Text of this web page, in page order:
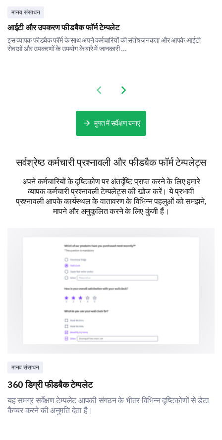
well-being on a scale of 1-10?
I feel comfortable discussing mental health in the
I know where to seek help if I am feeling stressed or
Workplace Health Culture
Let's hear your thoughts on workplace health culture.
Do you believe your workplace promotes a
No Maybe
मानव संसाधन
आईटी और उपकरण फीडबैक फॉर्म टेम्पलेट
इस व्यापक फीडबैक फॉर्म के साथ अपने कर्मचारियों की संतोषजनकता और आपके आईटी
सेवाओं और उपकरणों के उपयोग के बारे में जानकारी ...
Previous slide
Next slide
मुफ्त में सर्वेक्षण बनाएं
सर्वश्रेष्ठ कर्मचारी प्रश्नावली और फीडबैक फॉर्म टेम्पलेट्स
अपने कर्मचारियों के दृष्टिकोण पर अंतर्दृष्टि प्राप्त करने के लिए हमारे
व्यापक कर्मचारी प्रश्नावली टेम्पलेट्स की खोज करें। ये प्रभावी
प्रश्नावली आपके कार्यस्थल के वातावरण के विभिन्न पहलुओं को समझने,
मापने और अनुकूलित करने के लिए कुंजी हैं।
मानव संसाधन
360 डिग्री फीडबैक टेम्पलेट
यह समग्र सर्वेक्षण टेम्पलेट आपकी संगठन के भीतर विभिन्न दृष्टिकोणों से डेटा
कैप्चर करने की अनुमति देता है।